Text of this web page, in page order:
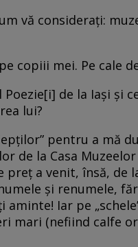
vă considerați:
copiii mei. Pe cale
Poezie[i] de la Iași și
lui?
pentru a mă
de la Casa
preț a venit, însă, de
și renumele,
aminte! Iar pe
mari (nefiind calfe